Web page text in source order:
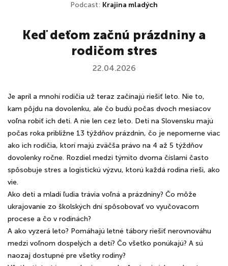
Podcast: Krajina mladých
Keď deťom začnú prázdniny a
rodičom stres
22.04.2026
Je apríl a mnohí rodičia už teraz začínajú riešiť leto. Nie to,
kam pôjdu na dovolenku, ale čo budú počas dvoch mesiacov
voľna robiť ich deti. A nie len cez leto. Deti na Slovensku majú
počas roka približne 13 týždňov prázdnin, čo je nepomerne viac
ako ich rodičia, ktorí majú zväčša právo na 4 až 5 týždňov
dovolenky ročne. Rozdiel medzi týmito dvoma číslami často
spôsobuje stres a logistickú výzvu, ktorú každá rodina rieši, ako
vie.
Ako deti a mladí ľudia trávia voľná a prázdniny? Čo môže
ukrajovanie zo školských dní spôsobovať vo vyučovacom
procese a čo v rodinách?
A ako vyzerá leto? Pomáhajú letné tábory riešiť nerovnováhu
medzi voľnom dospelých a detí? Čo všetko ponúkajú? A sú
naozaj dostupné pre všetky rodiny?